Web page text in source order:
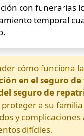
con funerarias
temporal
cómo funciona
en el seguro de
seguro de
a su familia
y
difíciles.